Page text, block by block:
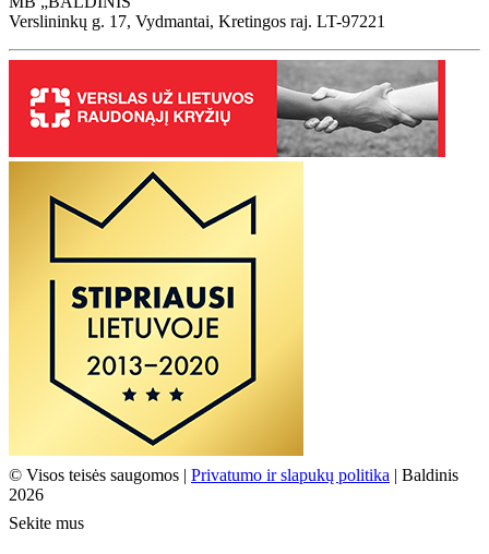
Verslininkų g. 17, Vydmantai, Kretingos raj. LT-97221
© Visos teisės saugomos | Privatumo ir slapukų politika | Baldinis
2026
Sekite mus